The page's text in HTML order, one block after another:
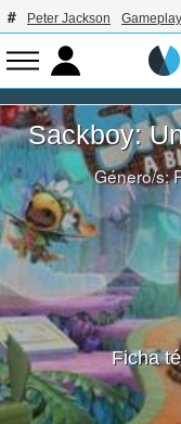
Peter Jackson
Sackboy:
Género/s:
Ficha